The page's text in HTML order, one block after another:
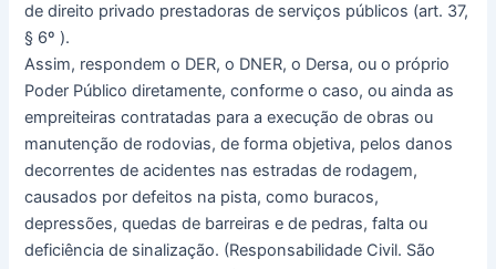
de direito privado prestadoras de serviços públicos (art. 37,
§ 6º ).
Assim, respondem o DER, o DNER, o Dersa, ou o próprio
Poder Público diretamente, con­forme o caso, ou ainda as
empreiteiras contratadas para a execução de obras ou
manutenção de rodovias, de forma objetiva, pelos danos
decorrentes de acidentes nas estradas de rodagem,
causados por defeitos na pista, como buracos,
depressões, quedas de barreiras e de pedras, falta ou
deficiência de sinalização. (Responsabilidade Civil. São